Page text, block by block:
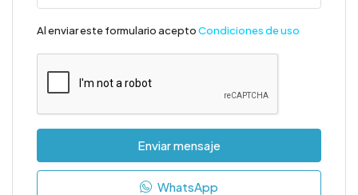
Al enviar este formulario aceptoCondiciones de uso
Enviar mensaje
WhatsApp